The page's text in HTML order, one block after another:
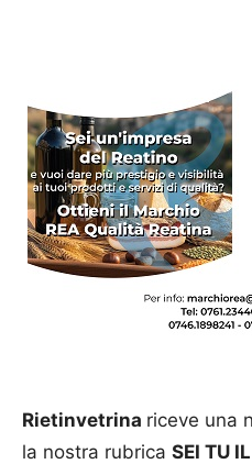
Rietinvetrina riceve una
la nostra rubrica SEI TU